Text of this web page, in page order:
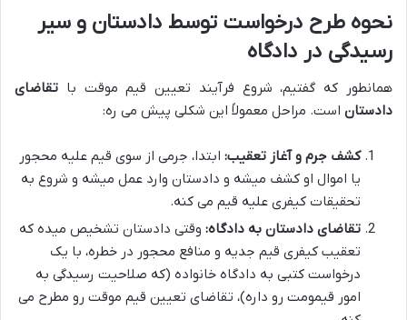
نحوه طرح درخواست توسط دادستان و سیر
رسیدگی در دادگاه
همانطور که گفتیم، شروع فرآیند تعیین قیم موقت با تقاضای
دادستان است. مراحل معمولاً این شکلی پیش می ره:
کشف جرم و آغاز تعقیب: ابتدا، جرمی از سوی قیم علیه محجور
یا اموال او کشف میشه و دادستان وارد عمل میشه و شروع به
تحقیقات کیفری علیه قیم می کنه.
تقاضای دادستان به دادگاه: وقتی دادستان تشخیص میده که
تعقیب کیفری قیم جدیه و منافع محجور در خطره، با یک
درخواست کتبی به دادگاه خانواده (که صلاحیت رسیدگی به
امور قیمومت رو داره)، تقاضای تعیین قیم موقت رو مطرح می